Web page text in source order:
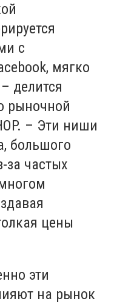
с
мягко
делится
рыночной
. – Эти ниши
большого
за частых
цены
эти
на рынок